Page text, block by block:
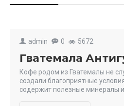
admin 0 5672
Гватемала
Кофе родом из Гватемалы не
создали благоприятные
содержит полезные минералы